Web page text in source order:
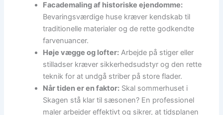
Facademaling af historiske ejendomme:
Bevaringsværdige huse kræver kendskab til
traditionelle materialer og de rette godkendte
farvenuancer.
Høje vægge og lofter: Arbejde på stiger eller
stilladser kræver sikkerhedsudstyr og den rette
teknik for at undgå striber på store flader.
Når tiden er en faktor: Skal sommerhuset i
Skagen stå klar til sæsonen? En professionel
maler arbejder effektivt og sikrer, at tidsplanen